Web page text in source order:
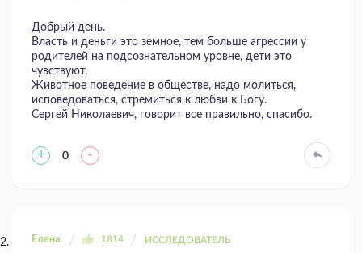
Добрый день.
Власть и деньги это земное, тем больше агрессии у
родителей на подсознательном уровне, дети это
чувствуют.
Животное поведение в обществе, надо молиться,
исповедоваться, стремиться к любви к Богу.
Сергей Николаевич, говорит все правильно, спасибо.
+ 0 -
Елена 1814 ИССЛЕДОВАТЕЛЬ